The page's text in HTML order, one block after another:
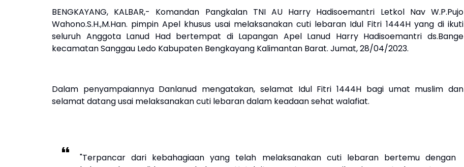
BENGKAYANG, KALBAR,- Komandan Pangkalan TNI AU Harry Hadisoemantri Letkol Nav W.P.Pujo
Wahono.S.H.,M.Han. pimpin Apel khusus usai melaksanakan cuti lebaran Idul Fitri 1444H yang di ikuti
seluruh Anggota Lanud Had bertempat di Lapangan Apel Lanud Harry Hadisoemantri ds.Bange
kecamatan Sanggau Ledo Kabupaten Bengkayang Kalimantan Barat. Jumat, 28/04/2023.
Dalam penyampaiannya Danlanud mengatakan, selamat Idul Fitri 1444H bagi umat muslim dan
selamat datang usai melaksanakan cuti lebaran dalam keadaan sehat walafiat.
"Terpancar dari kebahagiaan yang telah melaksanakan cuti lebaran bertemu dengan